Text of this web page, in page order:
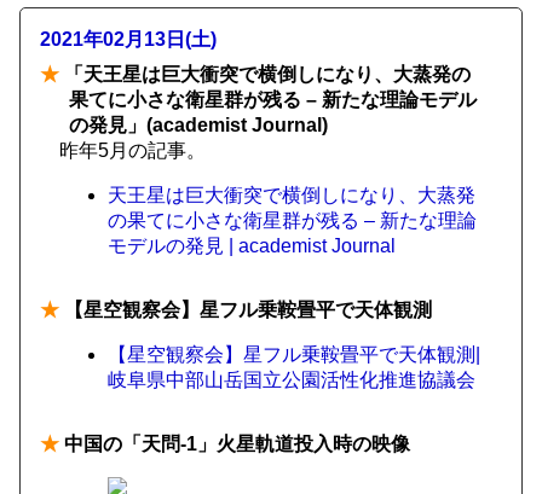
2021年02月13日(土)
★ 「天王星は巨大衝突で横倒しになり、大蒸発の
果てに小さな衛星群が残る – 新たな理論モデル
の発見」(academist Journal)
昨年5月の記事。
天王星は巨大衝突で横倒しになり、大蒸発
の果てに小さな衛星群が残る – 新たな理論
モデルの発見 | academist Journal
★ 【星空観察会】星フル乗鞍畳平で天体観測
【星空観察会】星フル乗鞍畳平で天体観測|
岐阜県中部山岳国立公園活性化推進協議会
★ 中国の「天問-1」火星軌道投入時の映像